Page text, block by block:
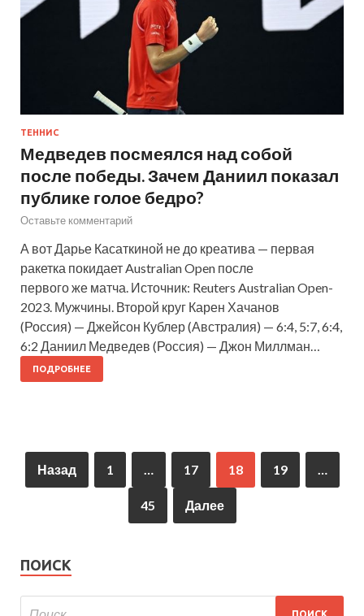
ТЕННИС
Медведев посмеялся над собой
после победы. Зачем Даниил показал
публике голое бедро?
Оставьте комментарий
А вот Дарье Касаткиной не до креатива — первая
ракетка покидает Australian Open после
первого же матча. Источник: Reuters Australian Open-
2023. Мужчины. Второй круг Карен Хачанов
(Россия) — Джейсон Кублер (Австралия) — 6:4, 5:7, 6:4,
6:2 Даниил Медведев (Россия) — Джон Миллман…
ПОДРОБНЕЕ
Назад 1 … 17 18 19 …
45 Далее
ПОИСК